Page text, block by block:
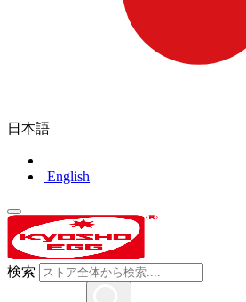
日本語
English
検索